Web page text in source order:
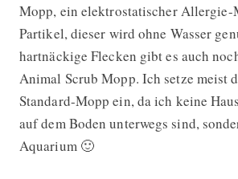
Mopp, ein elektrostatischer Allergie-
Partikel, dieser wird ohne Wasser
hartnäckige Flecken gibt es auch
Animal Scrub Mopp. Ich setze meist
Standard-Mopp ein, da ich keine
auf dem Boden unterwegs sind,
Aquarium 🙂